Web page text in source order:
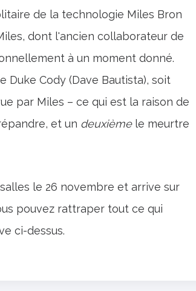
de la technologie Miles Bron
dont l'ancien collaborateur de
à un moment donné.
Duke Cody (Dave Bautista), soit
par Miles – ce qui est la raison de
et un deuxièmele meurtre
le 26 novembre et arrive sur
pouvez rattraper tout ce qui
ci-dessus.